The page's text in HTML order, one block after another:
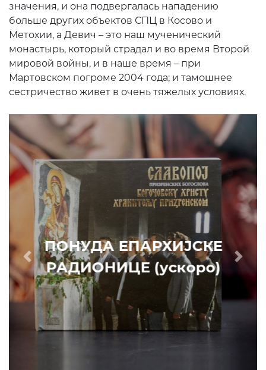
значения, и она подвергалась нападению
больше других объектов СПЦ в Косово и
Метохии, а Девич – это наш мученический
монастырь, который страдал и во время Второй
мировой войны, и в наше время – при
Мартовском погроме 2004 года; и тамошнее
сестричество живет в очень тяжелых условиях.
ПОНУДА ЕПАРХИЈСКЕ
РАДИОНИЦЕ (ускоро)
Prethodni